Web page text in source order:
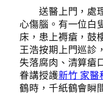
送醫上門，處理
心傷腦。有一位白
床，患上褥瘡，鼓
王浩按期上門巡診
失落腐肉、清算瘡
眷講授護新竹 家醫
鶴時，千紙鶴會瞬